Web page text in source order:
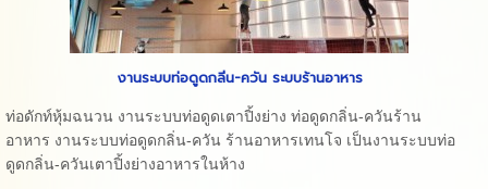
งานระบบท่อดูดกลิ่น-ควัน ระบบร้านอาหาร
ท่อดักท์หุ้มฉนวน งานระบบท่อดูดเตาปิ้งย่าง ท่อดูดกลิ่น-ควันร้าน
อาหาร งานระบบท่อดูดกลิ่น-ควัน ร้านอาหารเทนโจ เป็นงานระบบท่อ
ดูดกลิ่น-ควันเตาปิ้งย่างอาหารในห้าง